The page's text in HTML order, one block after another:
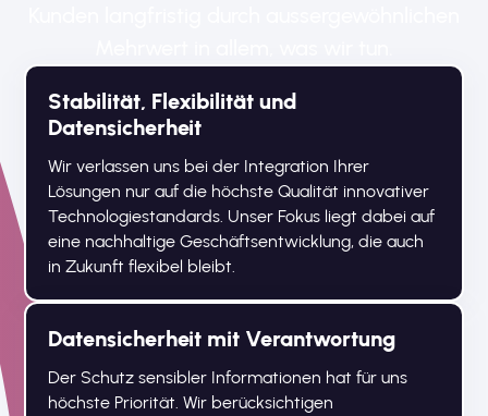
Stabilität, Flexibilität und
Datensicherheit
Wir verlassen uns bei der Integration Ihrer
Lösungen nur auf die höchste Qualität innovativer
Technologiestandards. Unser Fokus liegt dabei auf
eine nachhaltige Geschäftsentwicklung, die auch
in Zukunft flexibel bleibt.
Datensicherheit mit Verantwortung
Der Schutz sensibler Informationen hat für uns
höchste Priorität. Wir berücksichtigen